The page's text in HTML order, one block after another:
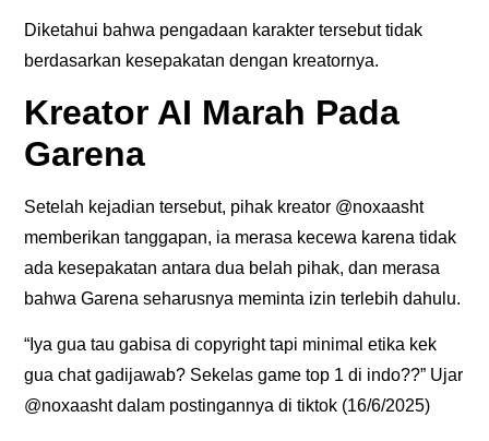
Diketahui bahwa pengadaan karakter tersebut tidak
berdasarkan kesepakatan dengan kreatornya.
Kreator AI Marah Pada
Garena
Setelah kejadian tersebut, pihak kreator @noxaasht
memberikan tanggapan, ia merasa kecewa karena tidak
ada kesepakatan antara dua belah pihak, dan merasa
bahwa Garena seharusnya meminta izin terlebih dahulu.
“Iya gua tau gabisa di copyright tapi minimal etika kek
gua chat gadijawab? Sekelas game top 1 di indo??” Ujar
@noxaasht dalam postingannya di tiktok (16/6/2025)